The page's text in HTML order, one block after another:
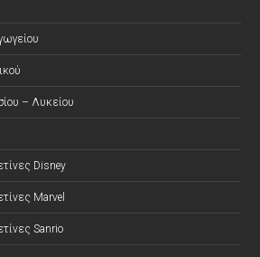
– Λυκείου
Disney
Marvel
Sanrio